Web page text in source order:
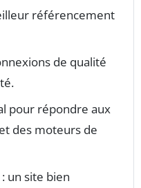
référencement
de qualité
pour répondre aux
des moteurs de
: un site bien